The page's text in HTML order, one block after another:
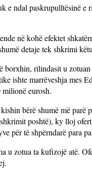
e ndal paskrupulltësinë e
në kohë efektet
detaje tek shkrimi
borxhin, rilindasit u
ishte marrëveshja mes
milionë eurosh.
bërë shumë më parë
poshtë), ky lloj
për të shpërndarë para
u zotua ta kufizojë atë.